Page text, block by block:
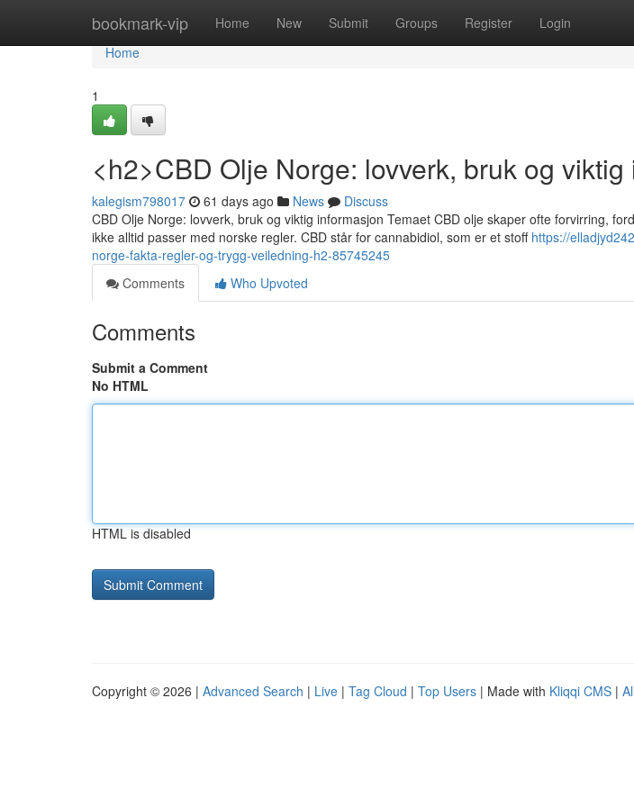
bookmark-vip Home New Submit Groups Register Login
Home
Home
1
<h2>CBD Olje Norge: lovverk, bruk og
kalegism798017 61 days ago News
Discuss
CBD Olje Norge: lovverk, bruk og viktig informasjon Temaet CBD olje skaper ofte forvirring,
ikke alltid passer med norske regler. CBD står for cannabidiol, som er et stoff https://
norge-fakta-regler-og-trygg-veiledning-h2-85745245
Comments
Who Upvoted
Comments
Submit a Comment
No HTML
HTML is disabled
Copyright © 2026 | Advanced Search | Live | Tag Cloud | Top Users | Made with Kliqqi CMS |